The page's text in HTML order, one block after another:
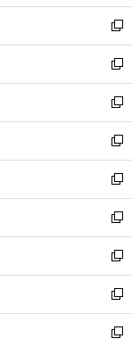
開
く
ウ
で
開
く
ウ
ィ
ン
ド
ウ
で
開
く
し
い
ウ
ィ
ン
ド
ウ
で
開
く
新
し
い
ウ
ィ
ン
ド
ウ
で
開
く
新
し
い
ウ
ィ
ン
ド
ウ
で
開
く
新
し
い
ウ
ィ
ン
ド
ウ
で
開
く
新
し
い
ウ
ィ
ン
ド
ウ
で
開
く
新
し
い
ウ
ィ
ン
ド
ウ
で
新
し
い
ウ
ィ
ン
ド
新
し
い
ウ
ィ
新
し
い
新